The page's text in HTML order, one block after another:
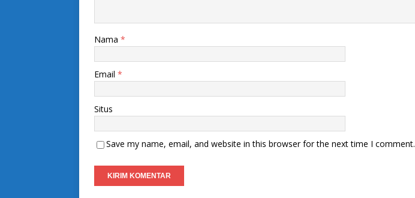
Nama *
Email *
Situs
Save my name, email, and website in this browser for the next time I comment.